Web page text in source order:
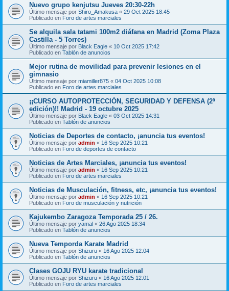
Nuevo grupo kenjutsu Jueves 20:30-22h
Último mensaje por Shiro_Amakusa « 29 Oct 2025 18:45
Publicado en Foro de artes marciales
Se alquila sala tatami 100m2 diáfana en Madrid (Zoma Plaza
Castilla - 5 Torres)
Último mensaje por Black Eagle « 10 Oct 2025 17:42
Publicado en Tablón de anuncios
Mejor rutina de movilidad para prevenir lesiones en el
gimnasio
Último mensaje por miamiller875 « 04 Oct 2025 10:08
Publicado en Foro de artes marciales
¡¡CURSO AUTOPROTECCIÓN, SEGURIDAD Y DEFENSA (2ª
edición)!! Madrid - 19 octubre 2025
Último mensaje por Black Eagle « 03 Oct 2025 14:31
Publicado en Tablón de anuncios
Noticias de Deportes de contacto, ¡anuncia tus eventos!
Último mensaje por admin « 16 Sep 2025 10:21
Publicado en Foro de deportes de contacto
Noticias de Artes Marciales, ¡anuncia tus eventos!
Último mensaje por admin « 16 Sep 2025 10:21
Publicado en Foro de artes marciales
Noticias de Musculación, fitness, etc, ¡anuncia tus eventos!
Último mensaje por admin « 16 Sep 2025 10:21
Publicado en Foro de musculación y nutrición
Kajukembo Zaragoza Temporada 25 / 26.
Último mensaje por yamal « 26 Ago 2025 18:34
Publicado en Tablón de anuncios
Nueva Temporda Karate Madrid
Último mensaje por Shizuru « 16 Ago 2025 12:04
Publicado en Tablón de anuncios
Clases GOJU RYU karate tradicional
Último mensaje por Shizuru « 16 Ago 2025 12:01
Publicado en Foro de artes marciales